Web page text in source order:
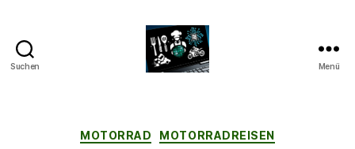
Suchen Menü
Kategorien
MOTORRAD MOTORRADREISEN